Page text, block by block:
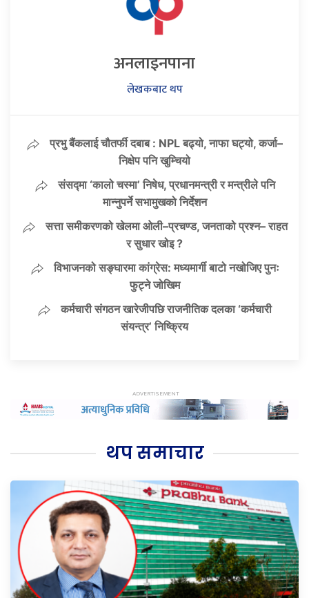
अनलाइनपाना
लेखकबाट थप
प्रभु बैंकलाई चौतर्फी दबाब : NPL बढ्यो, नाफा घट्यो, कर्जा–
निक्षेप पनि खुम्चियो
संसद्मा ‘कालो चस्मा’ निषेध, प्रधानमन्त्री र मन्त्रीले पनि
मान्नुपर्ने सभामुखको निर्देशन
सत्ता समीकरणको खेलमा ओली–प्रचण्ड, जनताको प्रश्न– राहत
र सुधार खोइ ?
विभाजनको सङ्घारमा कांग्रेस: मध्यमार्गी बाटो नखोजिए पुनः
फुट्ने जोखिम
कर्मचारी संगठन खारेजीपछि राजनीतिक दलका ‘कर्मचारी
संयन्त्र’ निष्क्रिय
थप समाचार